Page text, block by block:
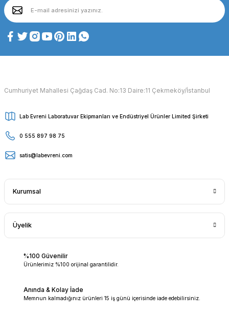
Cumhuriyet Mahallesi Çağdaş Cad. No:13 Daire:11 Çekmeköy/İstanbul
Lab Evreni Laboratuvar Ekipmanları ve Endüstriyel Ürünler Limited Şirketi
0 555 897 98 75
satis@labevreni.com
Kurumsal
Üyelik
%100 Güvenilir
Ürünlerimiz %100 orijinal garantilidir.
Anında & Kolay İade
Memnun kalmadığınız ürünleri 15 iş günü içerisinde iade edebilirsiniz.